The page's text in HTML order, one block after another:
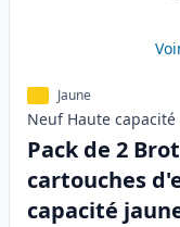
Jaune
Neuf Haute capacité
Pack de 2
cartouches
capacité